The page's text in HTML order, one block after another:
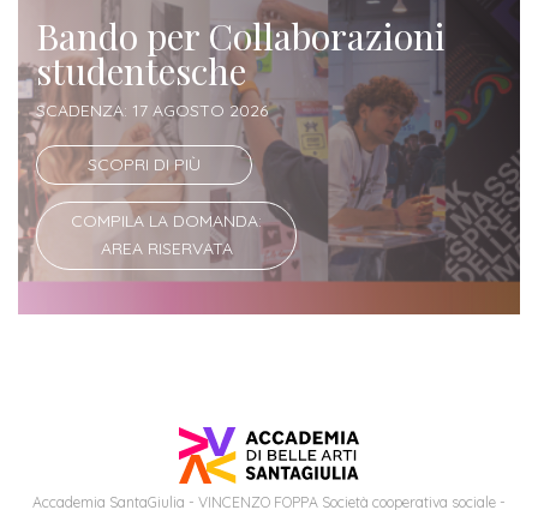
Bando per Collaborazioni
studentesche
SCADENZA: 17 AGOSTO 2026
SCOPRI DI PIÙ
COMPILA LA DOMANDA:
AREA RISERVATA
Accademia SantaGiulia - VINCENZO FOPPA Società cooperativa sociale -